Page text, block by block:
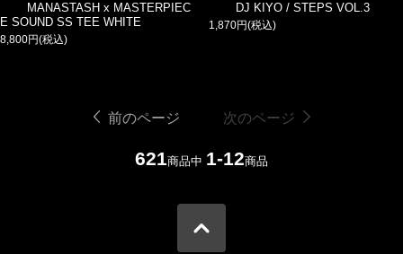
MANASTASH x MASTERPIEC
E SOUND SS TEE WHITE
8,800円(税込)
DJ KIYO / STEPS VOL.3
1,870円(税込)
前のページ 次のページ
621商品中 1-12商品